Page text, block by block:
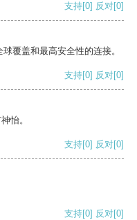
支持[0] 反对[0]
覆盖和最高安全性的连接。
支持[0] 反对[0]
怡。
支持[0] 反对[0]
支持[0] 反对[0]